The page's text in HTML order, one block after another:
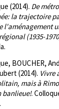
(2014). De
la trajectoire
l'aménagement
(1935-
BOUCHER,
(2014). Vivre
mais à
banlieue!.